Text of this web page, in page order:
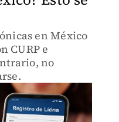
en México
CURP e
no